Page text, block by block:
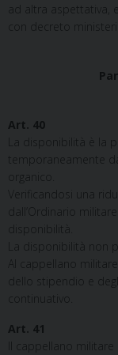
ad altra aspettativa,
con decreto
Art. 40
La disponibilità è la
temporaneamente
organico.
Verificandosi una
dall’Ordinario
disponibilità.
La disponibilità non
Al cappellano
dello stipendio e
continuativo.
Art. 41
Il cappellano